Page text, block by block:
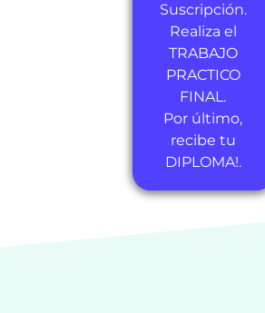
Suscripción.
Realiza el
TRABAJO
PRACTICO
FINAL.
Por último,
recibe tu
DIPLOMA!.